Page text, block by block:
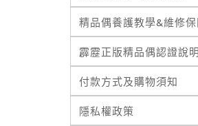
精品偶養護教學&維修
霹靂正版精品偶認證說明
付款方式及購物須知
隱私權政策